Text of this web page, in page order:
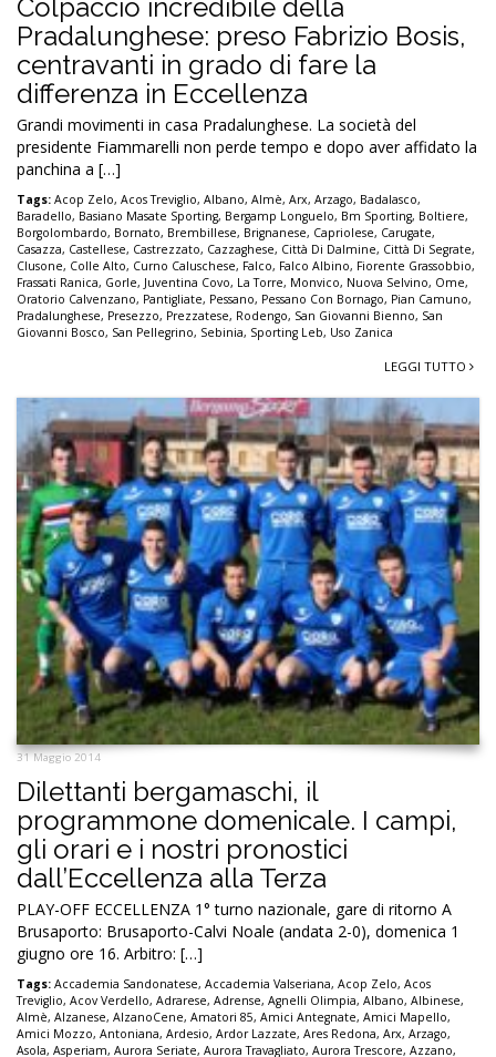
Colpaccio incredibile della
Pradalunghese: preso Fabrizio Bosis,
centravanti in grado di fare la
differenza in Eccellenza
Grandi movimenti in casa Pradalunghese. La società del
presidente Fiammarelli non perde tempo e dopo aver affidato la
panchina a […]
Tags: Acop Zelo, Acos Treviglio, Albano, Almè, Arx, Arzago, Badalasco,
Baradello, Basiano Masate Sporting, Bergamp Longuelo, Bm Sporting, Boltiere,
Borgolombardo, Bornato, Brembillese, Brignanese, Capriolese, Carugate,
Casazza, Castellese, Castrezzato, Cazzaghese, Città Di Dalmine, Città Di Segrate,
Clusone, Colle Alto, Curno Caluschese, Falco, Falco Albino, Fiorente Grassobbio,
Frassati Ranica, Gorle, Juventina Covo, La Torre, Monvico, Nuova Selvino, Ome,
Oratorio Calvenzano, Pantigliate, Pessano, Pessano Con Bornago, Pian Camuno,
Pradalunghese, Presezzo, Prezzatese, Rodengo, San Giovanni Bienno, San
Giovanni Bosco, San Pellegrino, Sebinia, Sporting Leb, Uso Zanica
LEGGI TUTTO
31 Maggio 2014
Dilettanti bergamaschi, il
programmone domenicale. I campi,
gli orari e i nostri pronostici
dall’Eccellenza alla Terza
PLAY-OFF ECCELLENZA 1° turno nazionale, gare di ritorno A
Brusaporto: Brusaporto-Calvi Noale (andata 2-0), domenica 1
giugno ore 16. Arbitro: […]
Tags: Accademia Sandonatese, Accademia Valseriana, Acop Zelo, Acos
Treviglio, Acov Verdello, Adrarese, Adrense, Agnelli Olimpia, Albano, Albinese,
Almè, Alzanese, AlzanoCene, Amatori 85, Amici Antegnate, Amici Mapello,
Amici Mozzo, Antoniana, Ardesio, Ardor Lazzate, Ares Redona, Arx, Arzago,
Asola, Asperiam, Aurora Seriate, Aurora Travagliato, Aurora Trescore, Azzano,